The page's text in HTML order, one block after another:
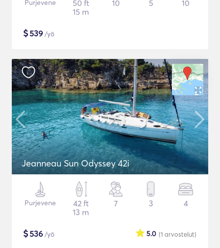
Purjevene
50 ft
15 m
10 5 10
$539 /yö
Jeanneau Sun Odyssey 42i
Purjevene
42 ft
13 m
7 3 4
$536 /yö (1 arvostelut)
5.0